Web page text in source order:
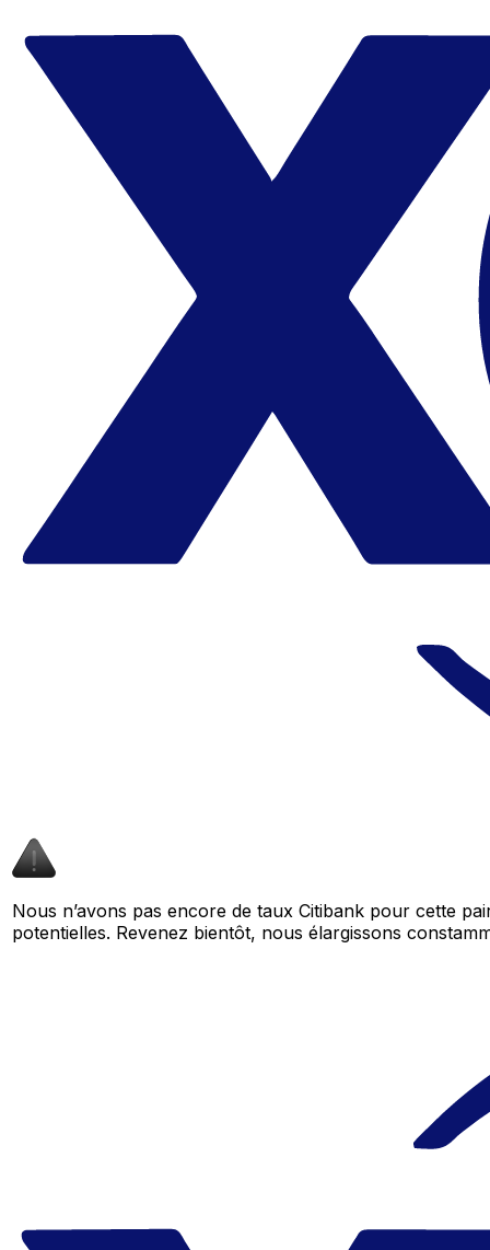
Nous n’avons pas encore de taux Citibank pour cette
potentielles. Revenez bientôt, nous élargissons